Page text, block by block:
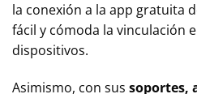
la conexión a la app gratuita
fácil y cómoda la vinculación
dispositivos.
Asimismo, con sus soportes,